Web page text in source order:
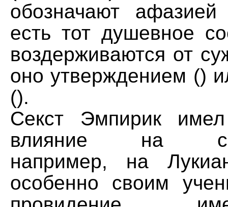
обозначают афазией
есть тот душевное
воздерживаются от
оно утверждением ()
().
Секст Эмпирик
влияние на
например, на
особенно своим